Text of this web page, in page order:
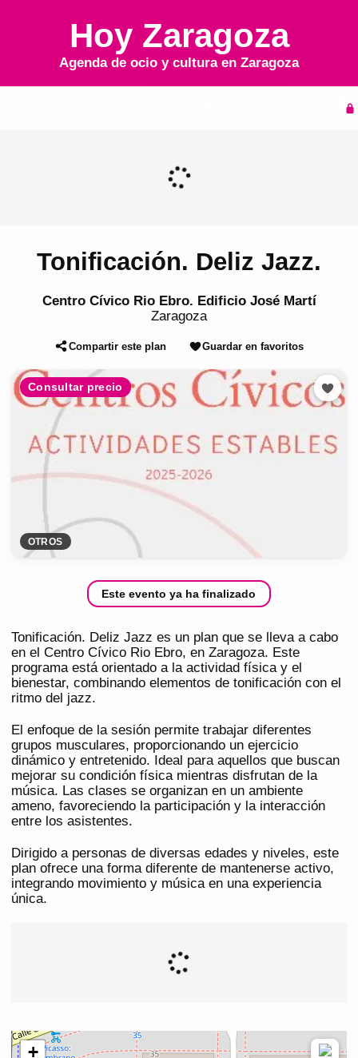
Hoy Zaragoza
Agenda de ocio y cultura en Zaragoza
Tonificación. Deliz Jazz.
Centro Cívico Rio Ebro. Edificio José Martí
Zaragoza
Compartir este plan Guardar en favoritos
Consultar precio
OTROS
Este evento ya ha finalizado
Tonificación. Deliz Jazz es un plan que se lleva a cabo
en el Centro Cívico Rio Ebro, en Zaragoza. Este
programa está orientado a la actividad física y el
bienestar, combinando elementos de tonificación con el
ritmo del jazz.
El enfoque de la sesión permite trabajar diferentes
grupos musculares, proporcionando un ejercicio
dinámico y entretenido. Ideal para aquellos que buscan
mejorar su condición física mientras disfrutan de la
música. Las clases se organizan en un ambiente
ameno, favoreciendo la participación y la interacción
entre los asistentes.
Dirigido a personas de diversas edades y niveles, este
plan ofrece una forma diferente de mantenerse activo,
integrando movimiento y música en una experiencia
única.